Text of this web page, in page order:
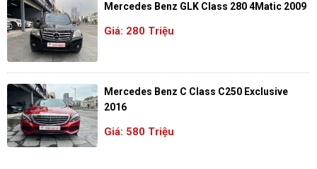
Mercedes Benz GLK Class 280 4Matic 2009
Giá: 280 Triệu
Mercedes Benz C Class C250 Exclusive
2016
Giá: 580 Triệu